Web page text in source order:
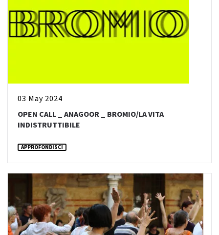
03 May 2024
OPEN CALL _ ANAGOOR _ BROMIO/LA VITA
INDISTRUTTIBILE
APPROFONDISCI